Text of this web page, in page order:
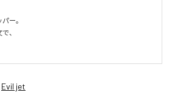
ー。
、
Evil jet